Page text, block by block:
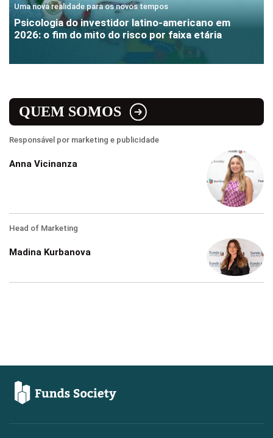
Uma nova realidade para os novos tempos
Psicologia do investidor latino-americano em
2026: o fim do mito do risco por faixa etária
QUEM SOMOS
Responsável por marketing e publicidade
Anna Vicinanza
Head of Marketing
Madina Kurbanova